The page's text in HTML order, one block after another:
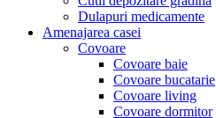
Dulapuri medicamente
Amenajarea casei
Covoare
Covoare baie
Covoare bucatarie
Covoare living
Covoare dormitor